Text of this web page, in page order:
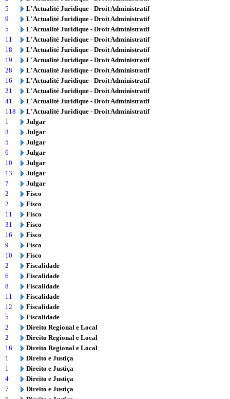
5
L'Actualité Juridique - Droit Administratif
9
L'Actualité Juridique - Droit Administratif
5
L'Actualité Juridique - Droit Administratif
11
L'Actualité Juridique - Droit Administratif
18
L'Actualité Juridique - Droit Administratif
19
L'Actualité Juridique - Droit Administratif
28
L'Actualité Juridique - Droit Administratif
16
L'Actualité Juridique - Droit Administratif
21
L'Actualité Juridique - Droit Administratif
41
L'Actualité Juridique - Droit Administratif
118
L'Actualité Juridique - Droit Administratif
1
Julgar
3
Julgar
5
Julgar
6
Julgar
10
Julgar
13
Julgar
7
Julgar
2
Fisco
2
Fisco
11
Fisco
31
Fisco
16
Fisco
9
Fisco
10
Fisco
2
Fiscalidade
6
Fiscalidade
8
Fiscalidade
11
Fiscalidade
12
Fiscalidade
5
Fiscalidade
2
Direito Regional e Local
2
Direito Regional e Local
16
Direito Regional e Local
1
Direito e Justiça
1
Direito e Justiça
4
Direito e Justiça
7
Direito e Justiça